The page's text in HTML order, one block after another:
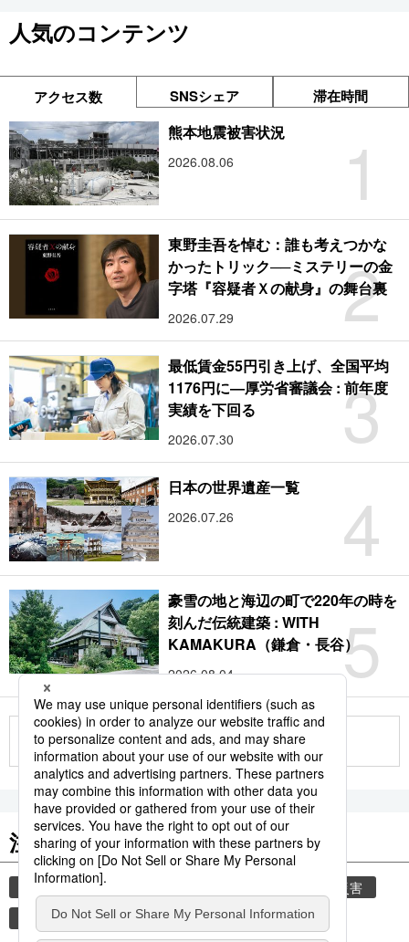
人気のコンテンツ
アクセス数 SNSシェア 滞在時間
1
熊本地震被害状況
2026.08.06
2
東野圭吾を悼む：誰も考えつかな
かったトリック──ミステリーの金
字塔『容疑者Ｘの献身』の舞台裏
2026.07.29
3
最低賃金55円引き上げ、全国平均
1176円に―厚労省審議会 : 前年度
実績を下回る
2026.07.30
4
日本の世界遺産一覧
2026.07.26
5
豪雪の地と海辺の町で220年の時を
刻んだ伝統建築 : WITH
KAMAKURA（鎌倉・長谷）
2026.08.04
もっと見る
注目のキーワード
共同通信ニュース
災害
津波 熊本 熊本地震 観光